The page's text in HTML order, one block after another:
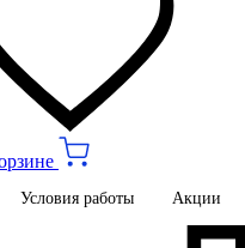
Условия работы Акции